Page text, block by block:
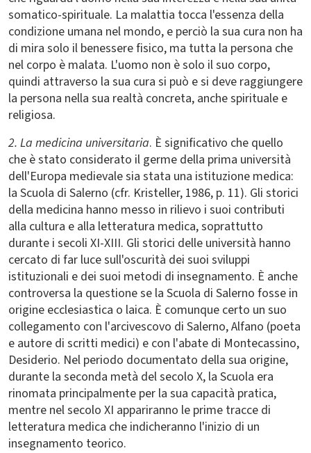
somatico-spirituale. La malattia tocca l'essenza della
condizione umana nel mondo, e perciò la sua cura non ha
di mira solo il benessere fisico, ma tutta la persona che
nel corpo è malata. L'uomo non è solo il suo corpo,
quindi attraverso la sua cura si può e si deve raggiungere
la persona nella sua realtà concreta, anche spirituale e
religiosa.
2. La medicina universitaria. È significativo che quello
che è stato considerato il germe della prima università
dell'Europa medievale sia stata una istituzione medica:
la Scuola di Salerno (cfr. Kristeller, 1986, p. 11). Gli storici
della medicina hanno messo in rilievo i suoi contributi
alla cultura e alla letteratura medica, soprattutto
durante i secoli XI-XIII. Gli storici delle università hanno
cercato di far luce sull'oscurità dei suoi sviluppi
istituzionali e dei suoi metodi di insegnamento. È anche
controversa la questione se la Scuola di Salerno fosse in
origine ecclesiastica o laica. È comunque certo un suo
collegamento con l'arcivescovo di Salerno, Alfano (poeta
e autore di scritti medici) e con l'abate di Montecassino,
Desiderio. Nel periodo documentato della sua origine,
durante la seconda metà del secolo X, la Scuola era
rinomata principalmente per la sua capacità pratica,
mentre nel secolo XI appariranno le prime tracce di
letteratura medica che indicheranno l'inizio di un
insegnamento teorico.